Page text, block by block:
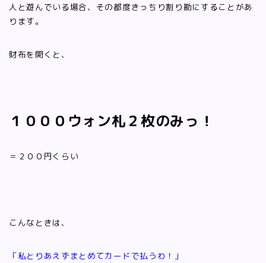
人と遊んでいる場合、その都度きっちり割り勘にすることがあ
ります。
財布を開くと、
１０００ウォン札２枚のみっ！
＝２００円くらい
こんなときは、
「私とりあえずまとめてカードで払うわ！」